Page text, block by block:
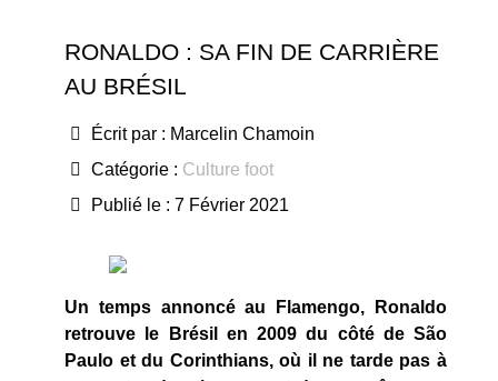
RONALDO : SA FIN DE CARRIÈRE
AU BRÉSIL
Écrit par : Marcelin Chamoin
Catégorie : Culture foot
Publié le : 7 Février 2021
Un temps annoncé au Flamengo, Ronaldo
retrouve le Brésil en 2009 du côté de São
Paulo et du Corinthians, où il ne tarde pas à